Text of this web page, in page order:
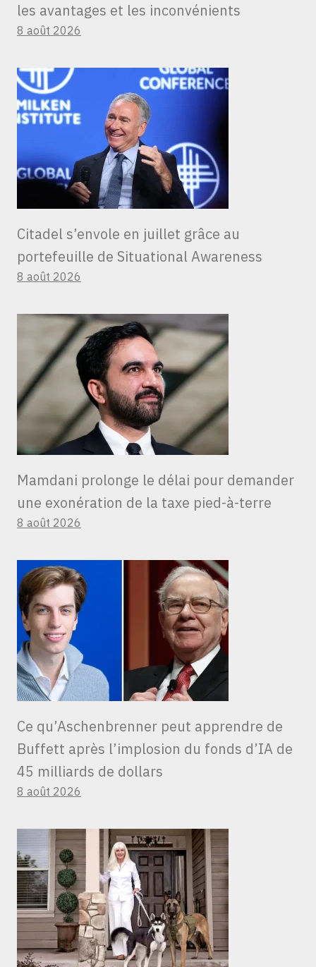
les avantages et les inconvénients
8 août 2026
Citadel s’envole en juillet grâce au
portefeuille de Situational Awareness
8 août 2026
Mamdani prolonge le délai pour demander
une exonération de la taxe pied-à-terre
8 août 2026
Ce qu’Aschenbrenner peut apprendre de
Buffett après l’implosion du fonds d’IA de
45 milliards de dollars
8 août 2026